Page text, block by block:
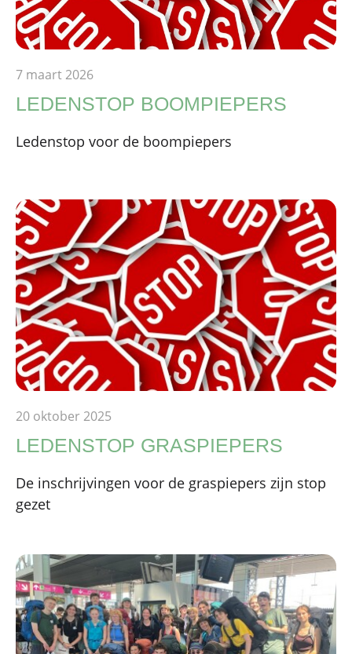
7 maart 2026
LEDENSTOP BOOMPIEPERS
Ledenstop voor de boompiepers
20 oktober 2025
LEDENSTOP GRASPIEPERS
De inschrijvingen voor de graspiepers zijn stop
gezet